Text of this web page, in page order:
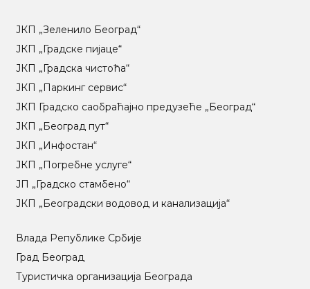
ЈКП „Зеленило Београд“
ЈКП „Градске пијаце“
ЈКП „Градска чистоћа“
ЈКП „Паркинг сервис“
ЈКП Градско саобраћајно предузеће „Београд“
ЈКП „Београд пут“
ЈКП „Инфостан“
ЈКП „Погребне услуге“
ЈП „Градско стамбено“
ЈКП „Београдски водовод и канализација“
Влада Републике Србије
Град Београд
Туристичка организација Београда